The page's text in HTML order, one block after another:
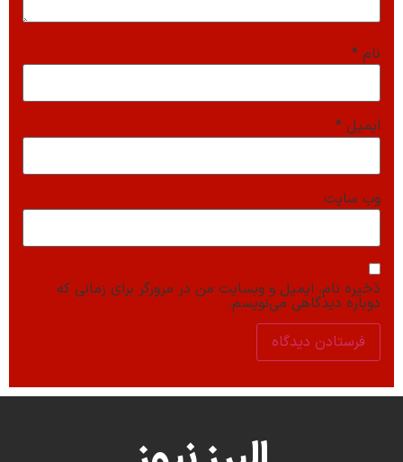
نام *
ایمیل *
وب‌ سایت
ذخیره نام، ایمیل و وبسایت من در مرورگر برای زمانی که
دوباره دیدگاهی می‌نویسم.